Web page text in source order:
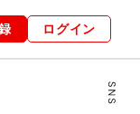
ログイン